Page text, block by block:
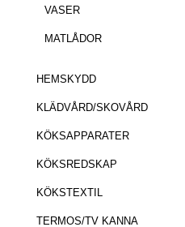
VASER
MATLÅDOR
HEMSKYDD
KLÄDVÅRD/SKOVÅRD
KÖKSAPPARATER
KÖKSREDSKAP
KÖKSTEXTIL
TERMOS/TV KANNA